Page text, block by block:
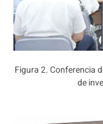
Figura 2. Conferencia
de